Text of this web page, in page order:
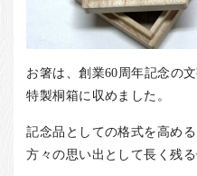
お箸は、創業60周年記念の
特製桐箱に収めました。
記念品としての格式を高め
方々の思い出として長く残る